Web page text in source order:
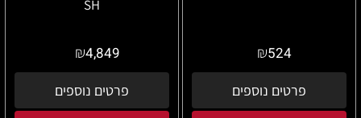
₪524
פרטים נוספים
SH
₪4,849
פרטים נוספים